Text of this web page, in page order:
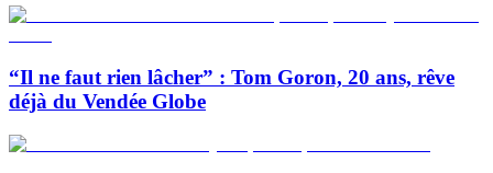
“Il ne faut rien lâcher” : Tom Goron, 20 ans, rêve
déjà du Vendée Globe